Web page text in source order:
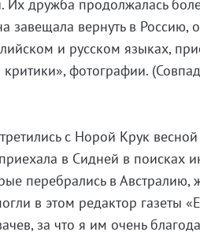
Их дружба продолжалась
завещала вернуть в Россию,
и русском языках,
критики», фотографии.
с Норой Крук весной
в Сидней в поисках
перебрались в
в этом редактор газеты
за что я им очень